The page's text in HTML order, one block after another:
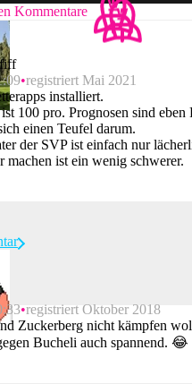
Kommentare
registriert Mai 2021
installiert.
100 pro. Prognosen sind eben
einen Teufel darum.
der SVP ist einfach nur
machen ist ein wenig schwerer.
registriert Oktober 2018
Zuckerberg nicht kämpfen
Bucheli auch spannend. 😂